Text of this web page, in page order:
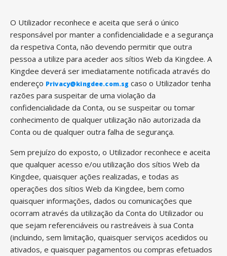
O Utilizador reconhece e aceita que será o único
responsável por manter a confidencialidade e a segurança
da respetiva Conta, não devendo permitir que outra
pessoa a utilize para aceder aos sítios Web da Kingdee. A
Kingdee deverá ser imediatamente notificada através do
endereço Privacy@kingdee.com.sg caso o Utilizador tenha
razões para suspeitar de uma violação da
confidencialidade da Conta, ou se suspeitar ou tomar
conhecimento de qualquer utilização não autorizada da
Conta ou de qualquer outra falha de segurança.
Sem prejuízo do exposto, o Utilizador reconhece e aceita
que qualquer acesso e/ou utilização dos sítios Web da
Kingdee, quaisquer ações realizadas, e todas as
operações dos sítios Web da Kingdee, bem como
quaisquer informações, dados ou comunicações que
ocorram através da utilização da Conta do Utilizador ou
que sejam referenciáveis ou rastreáveis à sua Conta
(incluindo, sem limitação, quaisquer serviços acedidos ou
ativados, e quaisquer pagamentos ou compras efetuados